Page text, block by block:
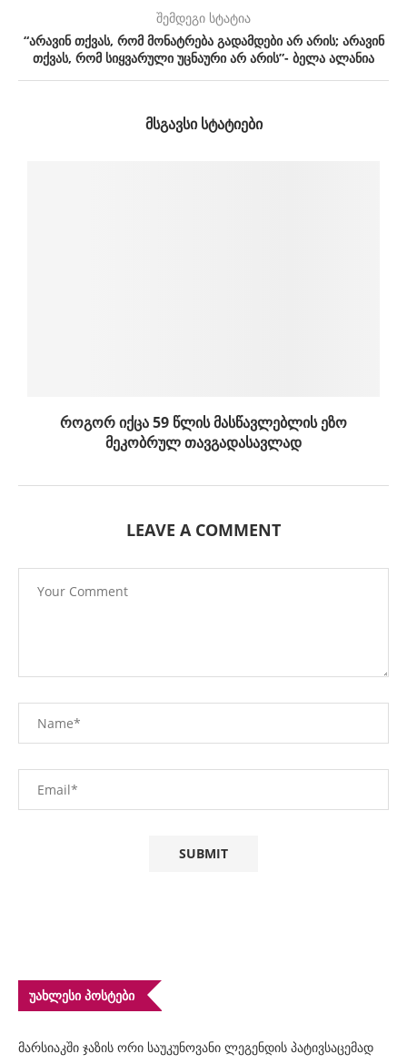
შემდეგი სტატია
“არავინ თქვას, რომ მონატრება გადამდები არ არის; არავინ
თქვას, რომ სიყვარული უცნაური არ არის”- ბელა ალანია
ᲛᲡᲒᲐᲕᲡᲘ ᲡᲢᲐᲢᲘᲔᲑᲘ
როგორ იქცა 59 წლის მასწავლებლის ეზო
მეკობრულ თავგადასავლად
LEAVE A COMMENT
ᲣᲐᲮᲚᲔᲡᲘ ᲞᲝᲡᲢᲔᲑᲘ
მარსიაკში ჯაზის ორი საუკუნოვანი ლეგენდის პატივსაცემად